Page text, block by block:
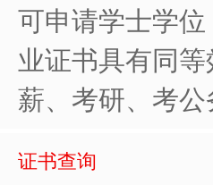
可申请学士学
业证书具有同
薪、考研、考
证书查询